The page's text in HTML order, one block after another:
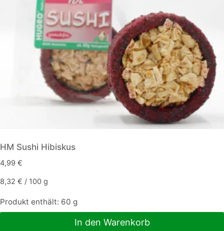
HM Sushi Hibiskus
4,99 €
8,32 € / 100 g
Produkt enthält: 60 g
In den Warenkorb